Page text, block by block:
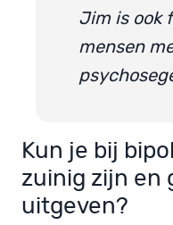
Jim is ook
mensen
Kun je bij
zuinig zijn en
uitgeven?